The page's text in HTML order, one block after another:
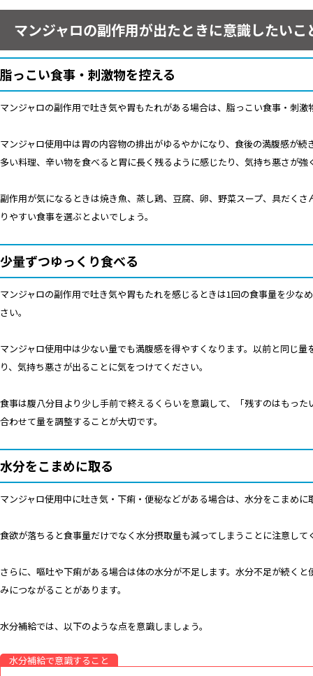
マンジャロの副作用が出たときに意識したいこ
脂っこい食事・刺激物を控える
マンジャロの副作用で吐き気や胃もたれがある場合は、脂っこい食事・刺激
マンジャロ使用中は胃の内容物の排出がゆるやかになり、食後の満腹感が
多い料理、辛い物を食べると胃に長く残るように感じたり、気持ち悪さが
副作用が気になるときは焼き魚、蒸し鶏、豆腐、卵、野菜スープ、具だく
りやすい食事を選ぶとよいでしょう。
少量ずつゆっくり食べる
マンジャロの副作用で吐き気や胃もたれを感じるときは1回の食事量を少な
さい。
マンジャロ使用中は少ない量でも満腹感を得やすくなります。以前と同じ
り、気持ち悪さが出ることに気をつけてください。
食事は腹八分目より少し手前で終えるくらいを意識して、「残すのはもっ
合わせて量を調整することが大切です。
水分をこまめに取る
マンジャロ使用中に吐き気・下痢・便秘などがある場合は、水分をこまめに
食欲が落ちると食事量だけでなく水分摂取量も減ってしまうことに注意して
さらに、嘔吐や下痢がある場合は体の水分が不足します。水分不足が続く
みにつながることがあります。
水分補給では、以下のような点を意識しましょう。
水分補給で意識すること